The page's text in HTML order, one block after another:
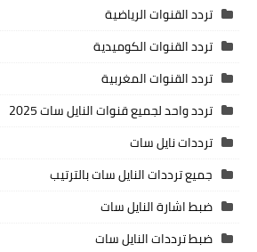
تردد القنوات الرياضية
تردد القنوات الكوميدية
تردد القنوات المغربية
تردد واحد لجميع قنوات النايل سات 2025
ترددات نايل سات
جميع ترددات النايل سات بالترتيب
ضبط اشارة النايل سات
ضبط ترددات النايل سات